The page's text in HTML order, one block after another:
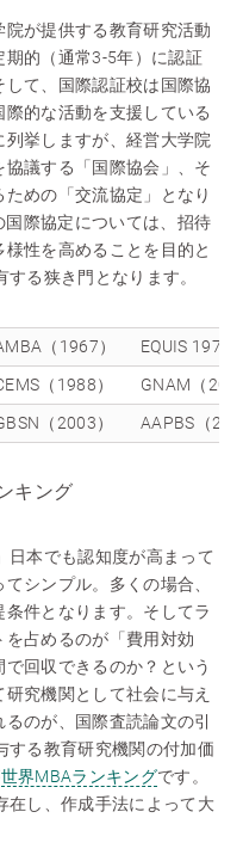
が提供する教育研究活動
的（通常3-5年）に認証
て、国際認証校は国際協
的な活動を支援している
挙しますが、経営大学院
議する「国際協会」、そ
めの「交流協定」となり
国際協定については、招待
性を高めることを目的と
る狭き門となります。
（1967）
EQUIS 1972
（1988）
GNAM（
（2003） AAPBS（
キング
」日本でも認知度が高まって
シンプル。多くの場合、
件となります。そしてラ
占めるのが「費用対効
回収できるのか？という
究機関として社会に与え
のが、国際査読論文の引
する教育研究機関の付加価
世界MBAランキングです。
在し、作成手法によって大